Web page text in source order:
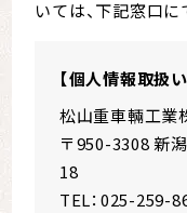
いては、下記窓口
【個人情報取扱い
松山重車輛工業
〒950-3308 新
18
TEL：025-259-